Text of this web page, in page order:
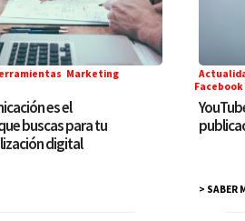
Marketing
es el
buscas para tu
digital
> SABER